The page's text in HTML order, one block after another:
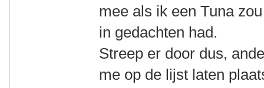
mee als ik een Tuna
in gedachten had.
Streep er door dus,
me op de lijst laten